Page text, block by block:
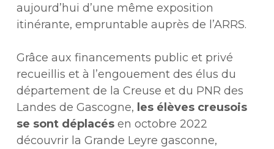
aujourd’hui d’une même exposition
itinérante, empruntable auprès de l’ARRS.
Grâce aux financements public et privé
recueillis et à l’engouement des élus du
département de la Creuse et du PNR des
Landes de Gascogne, les élèves creusois
se sont déplacés en octobre 2022
découvrir la Grande Leyre gasconne,